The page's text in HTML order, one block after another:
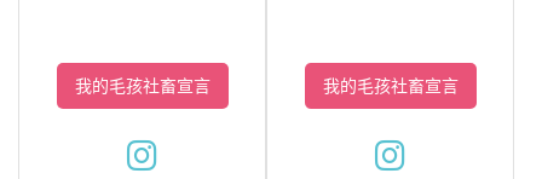
我的毛孩社畜宣言 我的毛孩社畜宣言